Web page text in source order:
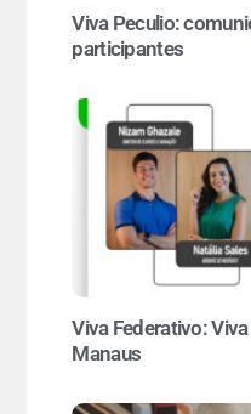
Viva Peculio:
participantes
Viva Federativo:
Manaus